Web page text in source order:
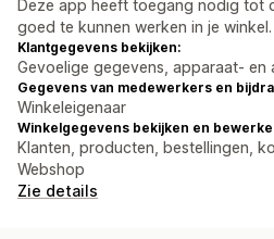
Deze app heeft toegang nodig tot
goed te kunnen werken in je winkel.
Klantgegevens bekijken:
Gevoelige gegevens, apparaat- en
Gegevens van medewerkers en
Winkeleigenaar
Winkelgegevens bekijken en
Klanten, producten, bestellingen,
Webshop
Zie details